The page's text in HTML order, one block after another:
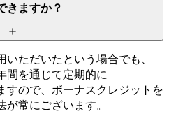
きますか？
いただいたと いう 場合でも、
間を通じて定期的に
ので、 ボーナスクレジットを
が常に ございます。